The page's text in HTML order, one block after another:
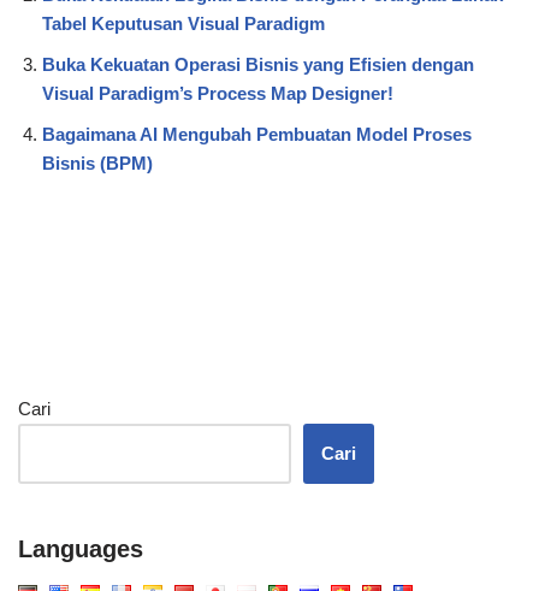
Tabel Keputusan Visual Paradigm
Buka Kekuatan Operasi Bisnis yang Efisien dengan
Visual Paradigm’s Process Map Designer!
Bagaimana AI Mengubah Pembuatan Model Proses
Bisnis (BPM)
Cari
Cari
Languages